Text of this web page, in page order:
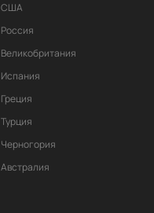
США
Россия
Великобритания
Испания
Греция
Турция
Черногория
Австралия